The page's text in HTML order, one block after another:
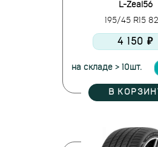
L-Zeal56
195/45 R15
4 150 ₽
на складе > 10шт.
В